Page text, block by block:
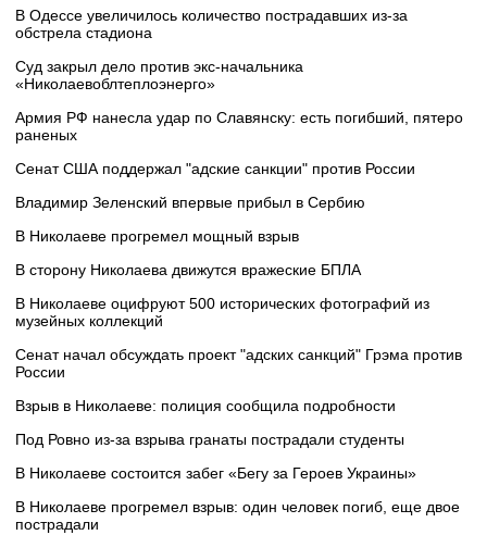
В Одессе увеличилось количество пострадавших из-за
обстрела стадиона
Суд закрыл дело против экс-начальника
«Николаевоблтеплоэнерго»
Армия РФ нанесла удар по Славянску: есть погибший, пятеро
раненых
Сенат США поддержал "адские санкции" против России
Владимир Зеленский впервые прибыл в Сербию
В Николаеве прогремел мощный взрыв
В сторону Николаева движутся вражеские БПЛА
В Николаеве оцифруют 500 исторических фотографий из
музейных коллекций
Сенат начал обсуждать проект "адских санкций" Грэма против
России
Взрыв в Николаеве: полиция сообщила подробности
Под Ровно из-за взрыва гранаты пострадали студенты
В Николаеве состоится забег «Бегу за Героев Украины»
В Николаеве прогремел взрыв: один человек погиб, еще двое
пострадали